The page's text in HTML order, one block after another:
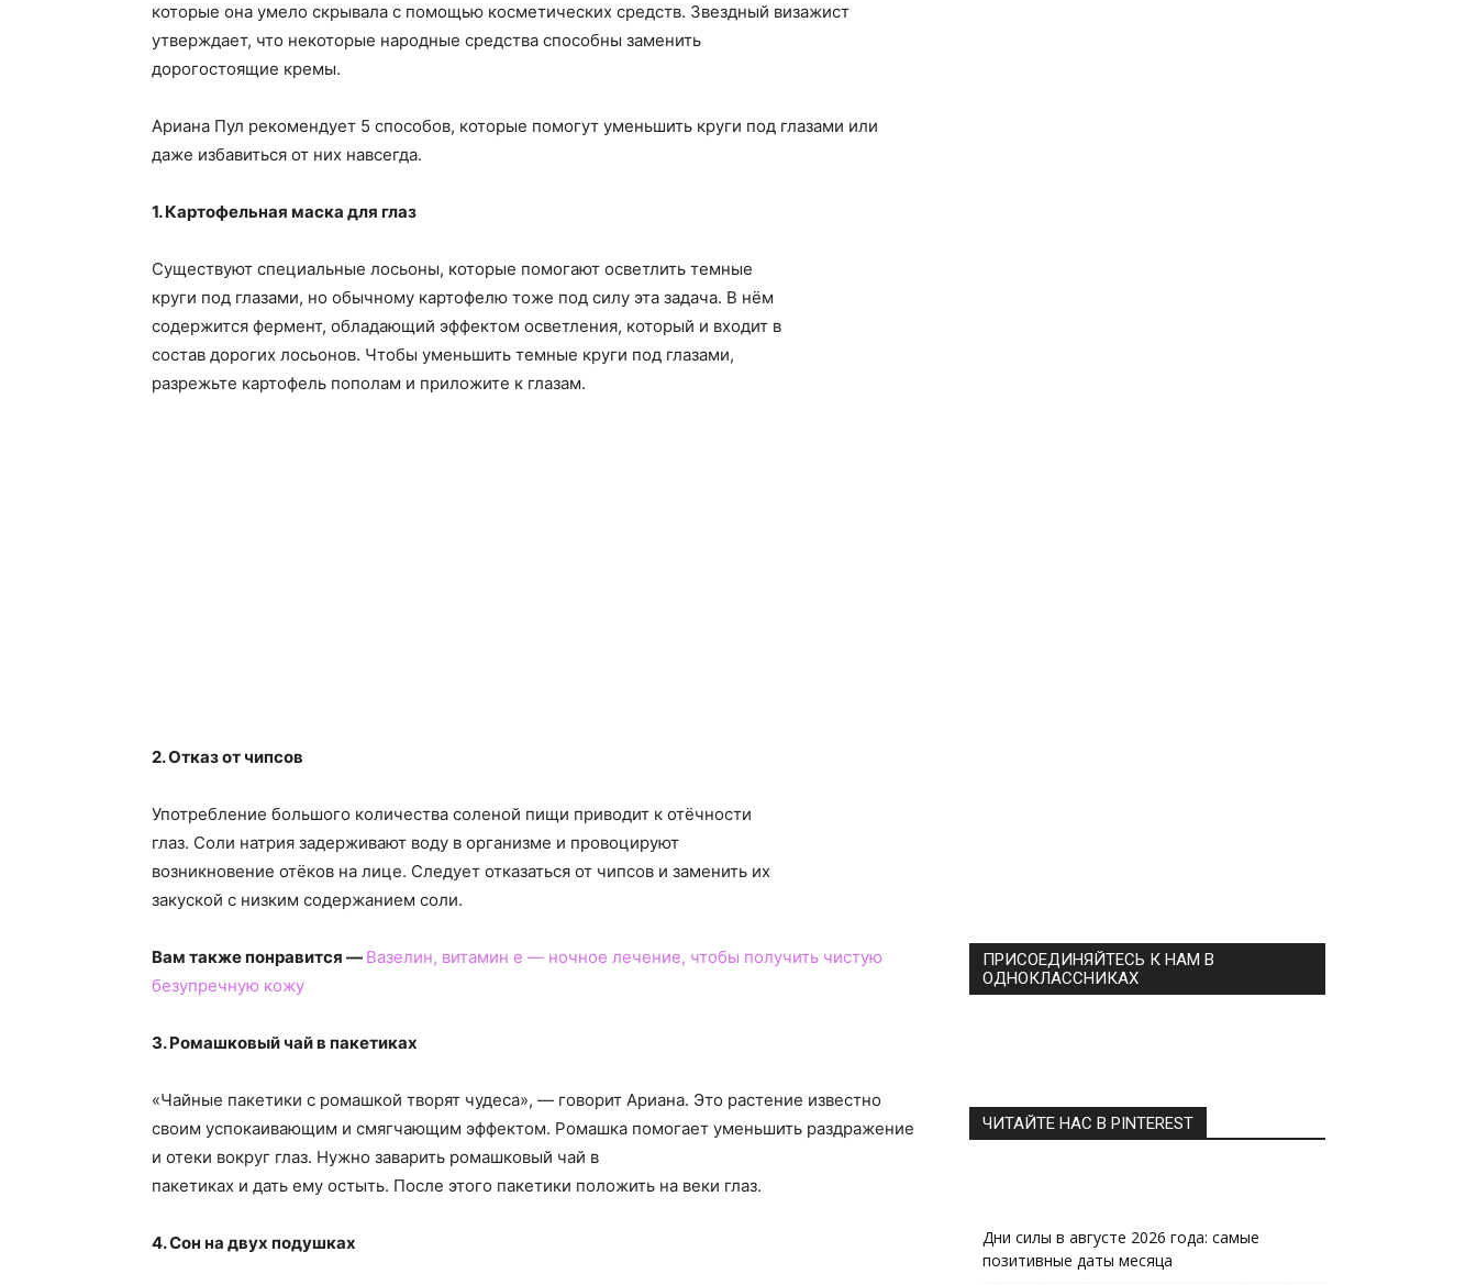
которые она умело скрывала с помощью косметических средств. Звездный визажист
утверждает, что некоторые народные средства способны заменить
дорогостоящие кремы.
Ариана Пул рекомендует 5 способов, которые помогут уменьшить круги под глазами или
даже избавиться от них навсегда.
1. Картофельная маска для глаз
Существуют специальные лосьоны, которые помогают осветлить темные
круги под глазами, но обычному картофелю тоже под силу эта задача. В нём
содержится фермент, обладающий эффектом осветления, который и входит в
состав дорогих лосьонов. Чтобы уменьшить темные круги под глазами,
разрежьте картофель пополам и приложите к глазам.
2. Отказ от чипсов
Употребление большого количества соленой пищи приводит к отёчности
глаз. Соли натрия задерживают воду в организме и провоцируют
возникновение отёков на лице. Следует отказаться от чипсов и заменить их
закуской с низким содержанием соли.
Вам также понравится — Вазелин, витамин e — ночное лечение, чтобы получить чистую
безупречную кожу
3. Ромашковый чай в пакетиках
«Чайные пакетики с ромашкой творят чудеса», — говорит Ариана. Это растение известно
своим успокаивающим и смягчающим эффектом. Ромашка помогает уменьшить раздражение
и отеки вокруг глаз. Нужно заварить ромашковый чай в
пакетиках и дать ему остыть. После этого пакетики положить на веки глаз.
4. Сон на двух подушках
ПРИСОЕДИНЯЙТЕСЬ К НАМ В
ОДНОКЛАССНИКАХ
ЧИТАЙТЕ НАС В PINTEREST
Дни силы в августе 2026 года: самые
позитивные даты месяца